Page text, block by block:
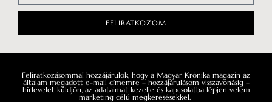
FELIRATKOZOM
Feliratkozásommal hozzájárulok, hogy a Magyar Krónika magazin az
általam megadott e-mail címemre – hozzájárulásom visszavonásig –
hírlevelet küldjön, az adataimat kezelje és kapcsolatba lépjen velem
marketing célú megkeresésekkel.